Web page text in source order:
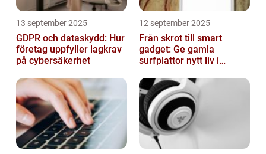
13 september 2025
GDPR och dataskydd: Hur
företag uppfyller lagkrav
på cybersäkerhet
12 september 2025
Från skrot till smart
gadget: Ge gamla
surfplattor nytt liv i